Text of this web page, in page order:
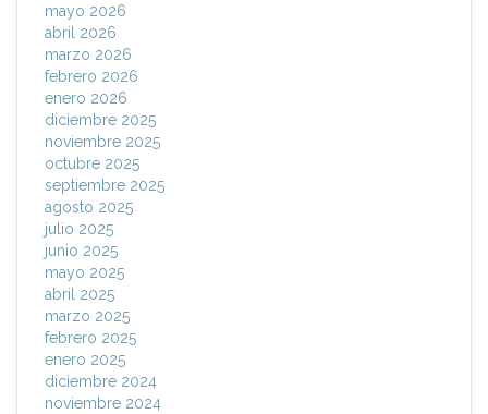
mayo 2026
abril 2026
marzo 2026
febrero 2026
enero 2026
diciembre 2025
noviembre 2025
octubre 2025
septiembre 2025
agosto 2025
julio 2025
junio 2025
mayo 2025
abril 2025
marzo 2025
febrero 2025
enero 2025
diciembre 2024
noviembre 2024